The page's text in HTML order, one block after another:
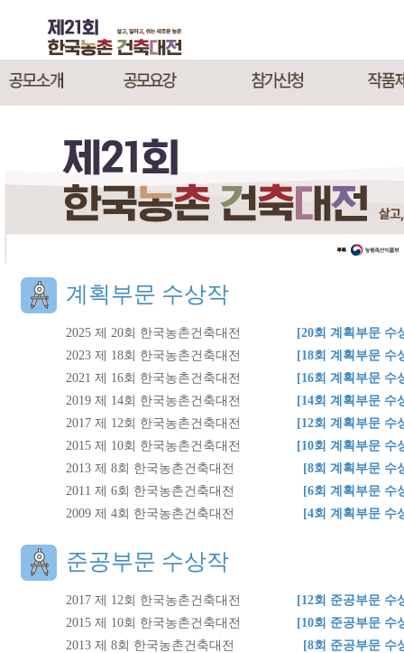
계획부문 수상작
2025 제 20회 한국농촌건축대전
[20회 계획부문 수
2023 제 18회 한국농촌건축대전
[18회 계획부문 수
2021 제 16회 한국농촌건축대전
[16회 계획부문 수
2019 제 14회 한국농촌건축대전
[14회 계획부문 수
2017 제 12회 한국농촌건축대전
[12회 계획부문 수
2015 제 10회 한국농촌건축대전
[10회 계획부문 수
2013 제 8회 한국농촌건축대전
[8회 계획부문 수
2011 제 6회 한국농촌건축대전
[6회 계획부문 수
2009 제 4회 한국농촌건축대전
[4회 계획부문 수
준공부문 수상작
2017 제 12회 한국농촌건축대전
[12회 준공부문 수
2015 제 10회 한국농촌건축대전
[10회 준공부문 수
2013 제 8회 한국농촌건축대전
[8회 준공부문 수